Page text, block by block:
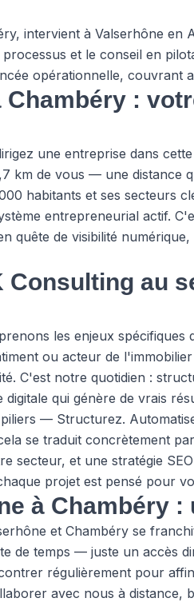
intervient à Valserhône
et le conseil en
opérationnelle, couvrant
Chambéry :
une entreprise dans
km de vous — une distance
habitants et ses secteurs
entrepreneurial actif.
quête de visibilité
Consulting au
les enjeux spécifiques
ou acteur de
C'est notre quotidien :
qui génère de vrais
— Structurez.
se traduit concrètement
secteur, et une stratégie
projet est pensé pour
à Chambéry
et Chambéry se
de temps — juste un accès
régulièrement pour
avec nous à